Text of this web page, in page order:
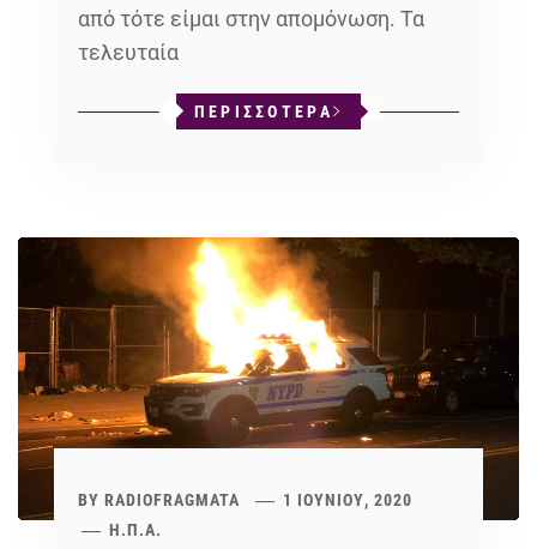
από τότε είμαι στην απομόνωση. Τα
τελευταία
ΠΕΡΙΣΣΟΤΕΡΑ
BY RADIOFRAGMATA
1 ΙΟΥΝΊΟΥ, 2020
Η.Π.Α.